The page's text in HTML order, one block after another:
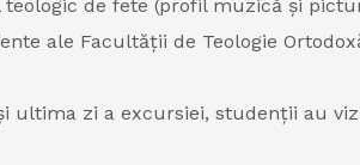
de fete (profil muzică și
ale Facultății de Teologie
ultima zi a excursiei, studenții au